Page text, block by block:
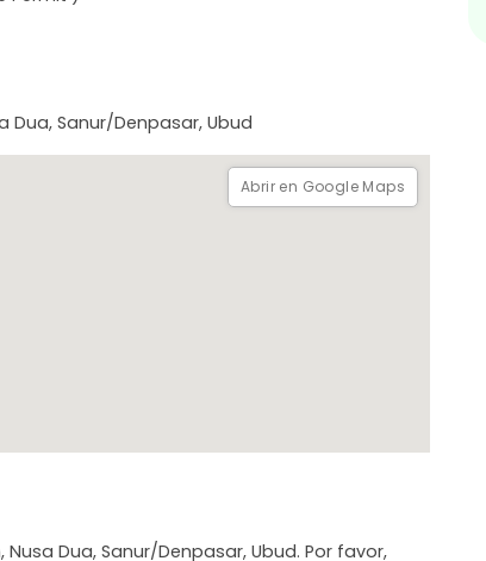
Dua, Sanur/Denpasar, Ubud
Abrir en Google Maps
Dua, Sanur/Denpasar, Ubud. Por favor,